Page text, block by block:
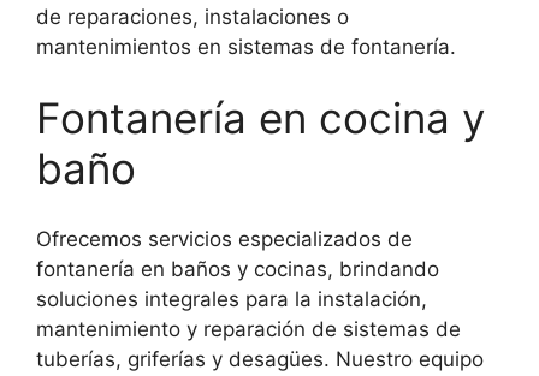
de reparaciones, instalaciones o
mantenimientos en sistemas de fontanería.
Fontanería en cocina y
baño
Ofrecemos servicios especializados de
fontanería en baños y cocinas, brindando
soluciones integrales para la instalación,
mantenimiento y reparación de sistemas de
tuberías, griferías y desagües. Nuestro equipo